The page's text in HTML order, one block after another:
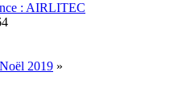
: AIRLITEC
2019 »